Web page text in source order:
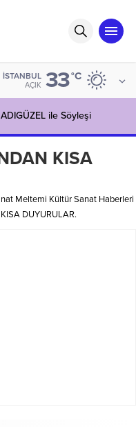
İSTANBUL
AÇIK 33°C
ile Söyleşi
KISA
Meltemi Kültür Sanat Haberleri
DUYURULAR.